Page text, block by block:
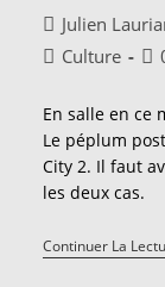
Auteur/autrice
de
Julien
PostCulture
En salle en ce
Le péplum
City 2. Il faut
les deux cas.
Continuer La